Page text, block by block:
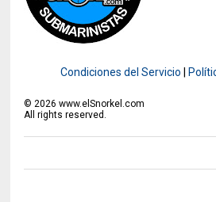
Condiciones del Servicio
© 2026 www.elSnorkel.com
All rights reserved.